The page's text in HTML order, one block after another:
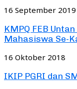
16 September 2019
KMPQ FEB
Mahasiswa Se-
16 Oktober 2018
IKIP PGRI dan